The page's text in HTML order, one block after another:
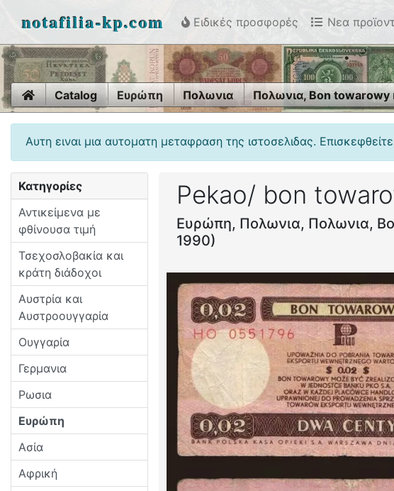
notafilia-kp.com Ειδικές προσφορές Νεα
HomeCatalog Ευρώπη Πολωνια Πολωνια, Bon
Αυτη ειναι μια αυτοματη μεταφραση της ιστοσελιδας.
Κατηγορίες
Αντικείμενα με
φθίνουσα τιμή
Τσεχοσλοβακία και
κράτη διάδοχοι
Αυστρία και
Αυστροουγγαρία
Ουγγαρία
Γερμανια
Ρωσια
Ευρώπη
Ασία
Αφρική
Pekao/ bon
Ευρώπη, Πολωνια, Πολωνια,
1990)